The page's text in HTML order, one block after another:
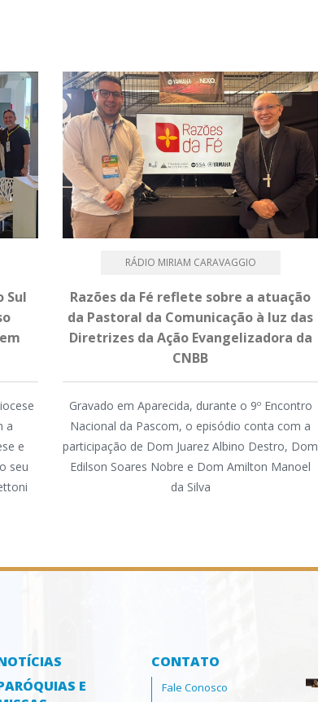
Sul
a
e
seu
RÁDIO MIRIAM CARAVAGGIO
Razões da Fé reflete sobre a atuação
da Pastoral da Comunicação à luz das
Diretrizes da Ação Evangelizadora da
CNBB
Gravado em Aparecida, durante o 9º Encontro
Nacional da Pascom, o episódio conta com a
participação de Dom Juarez Albino Destro, Dom
Edilson Soares Nobre e Dom Amilton Manoel
da Silva
E
CONTATO
Fale Conosco